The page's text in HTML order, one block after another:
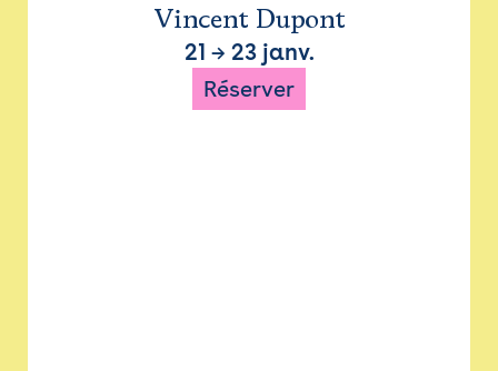
Vincent Dupont
21 → 23 janv.
Réserver